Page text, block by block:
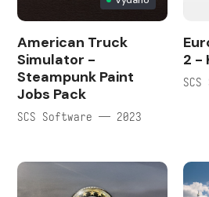
American Truck
Simulator -
Steampunk Paint
Jobs Pack
SCS Software — 2023
2 -